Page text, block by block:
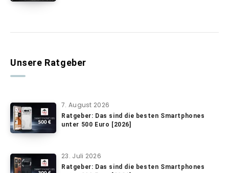
Unsere Ratgeber
7. August 2026
Ratgeber: Das sind die besten Smartphones
unter 500 Euro [2026]
23. Juli 2026
Ratgeber: Das sind die besten Smartphones